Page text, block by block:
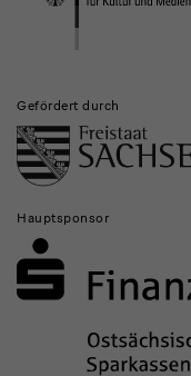
Gefördert durch
Hauptsponsor